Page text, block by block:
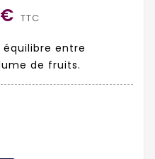
TTC
équilibre entre
de fruits.